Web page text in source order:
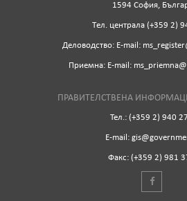
1594 София,
Tел. централа (+359 2)
Деловодство: Е-mail:
Приемна: Е-mail:
ПРАВИТЕЛСТВЕНА
Тел.: (+359 2) 940
Е-mail:
Факс: (+359 2) 981